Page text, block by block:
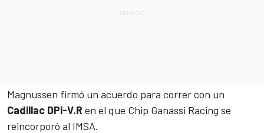
Magnussen firmó un acuerdo para correr con un
Cadillac DPi-V.R en el que Chip Ganassi Racing se
reincorporó al IMSA.